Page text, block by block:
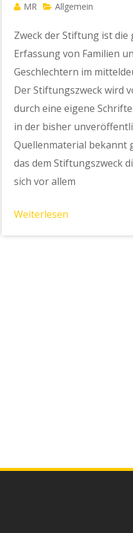
MR Allgemein
Zweck der Stiftung ist die
Erfassung von Familien
Geschlechtern im
Der Stiftungszweck wird
durch eine eigene
in der bisher
Quellenmaterial bekannt
das dem Stiftungszweck
sich vor allem
Weiterlesen